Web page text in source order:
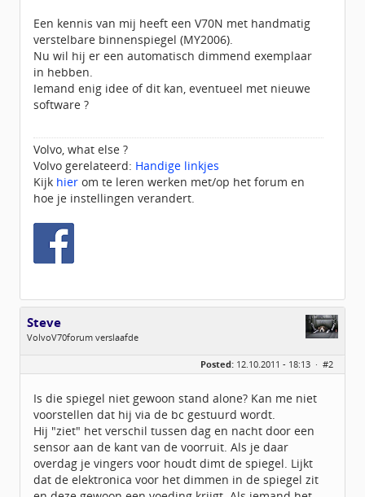
Homepage:
volvov70forum.com
Geregistreerd: 07 / 2009
Een kennis van mij heeft een V70N met handmatig
verstelbare binnenspiegel (MY2006).
Nu wil hij er een automatisch dimmend exemplaar
in hebben.
Iemand enig idee of dit kan, eventueel met nieuwe
software ?
Volvo, what else ?
Volvo gerelateerd: Handige linkjes
Kijk hier om te leren werken met/op het forum en
hoe je instellingen verandert.
Steve
VolvoV70forum verslaafde
Leeftijd:
59
Berichten:
2851
Geregistreerd:08 / 2011
Posted: 12.10.2011 - 18:13 · #2
Is die spiegel niet gewoon stand alone? Kan me niet
voorstellen dat hij via de bc gestuurd wordt.
Hij "ziet" het verschil tussen dag en nacht door een
sensor aan de kant van de voorruit. Als je daar
overdag je vingers voor houdt dimt de spiegel. Lijkt
dat de elektronica voor het dimmen in de spiegel zit